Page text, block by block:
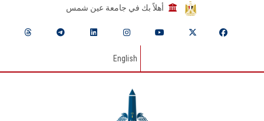
أهلاً بك في جامعة عين شمس
English